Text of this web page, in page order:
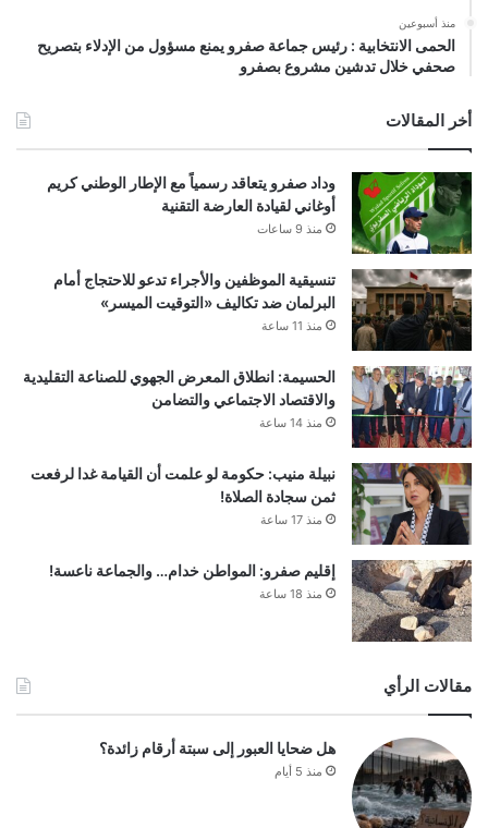
منذ أسبوعين
الحمى الانتخابية : رئيس جماعة صفرو يمنع مسؤول من الإدلاء بتصريح
صحفي خلال تدشين مشروع بصفرو
أخر المقالات
وداد صفرو يتعاقد رسمياً مع الإطار الوطني كريم
أوغاني لقيادة العارضة التقنية
منذ 9 ساعات
تنسيقية الموظفين والأجراء تدعو للاحتجاج أمام
البرلمان ضد تكاليف «التوقيت الميسر»
منذ 11 ساعة
الحسيمة: انطلاق المعرض الجهوي للصناعة التقليدية
والاقتصاد الاجتماعي والتضامن
منذ 14 ساعة
نبيلة منيب: حكومة لو علمت أن القيامة غدا لرفعت
ثمن سجادة الصلاة!
منذ 17 ساعة
إقليم صفرو: المواطن خدام… والجماعة ناعسة!
منذ 18 ساعة
مقالات الرأي
هل ضحايا العبور إلى سبتة أرقام زائدة؟
منذ 5 أيام